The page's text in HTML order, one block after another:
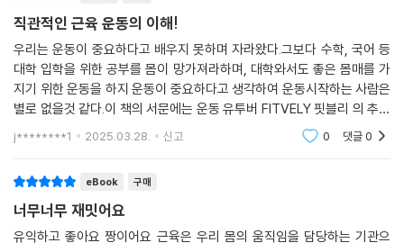
직관적인 근육 운동의 이해!
우리는 운동이 중요하다고 배우지 못하며 자라왔다.그보다 수학, 국어 등
대학 입학을 위한 공부를 몸이 망가져라하며, 대학와서도 좋은 몸매를 가
지기 위한 운동을 하지 운동이 중요하다고 생각하여 운동시작하는 사람은
별로 없을것 같다.이 책의 서문에는 운동 유투버 FITVELY 핏블리 의 추천
글이 있다. 그는 이 책을 통해 자신의 몸과 근육의 연결과 움직임에 대해 이
해를 얻어 앞으
j********1 2025.03.28. 신고 0 댓글0
eBook 구매
너무너무 재밋어요
유익하고 좋아요 짱이어요 근육은 우리 몸의 움직임을 담당하는 기관으